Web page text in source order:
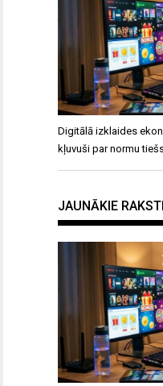
Digitālā izklaides
kļuvuši par normu
JAUNĀKIE RAKSTI